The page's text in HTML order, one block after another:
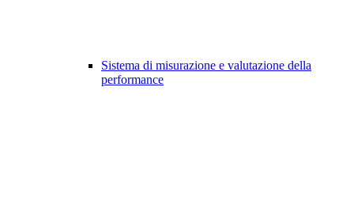
Sistema di misurazione e valutazione della
performance